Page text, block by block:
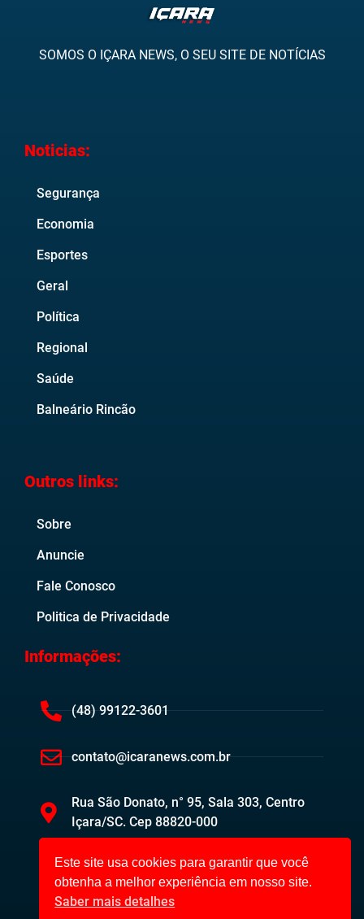
SOMOS O IÇARA NEWS, O SEU SITE DE NOTÍCIAS
Noticias:
Segurança
Economia
Esportes
Geral
Política
Regional
Saúde
Balneário Rincão
Outros links:
Sobre
Anuncie
Fale Conosco
Politica de Privacidade
Informações:
(48) 99122-3601
contato@icaranews.com.br
Rua São Donato, n° 95, Sala 303, Centro
Içara/SC. Cep 88820-000
Este site usa cookies para garantir que você
obtenha a melhor experiência em nosso site.
Saber mais detalhes